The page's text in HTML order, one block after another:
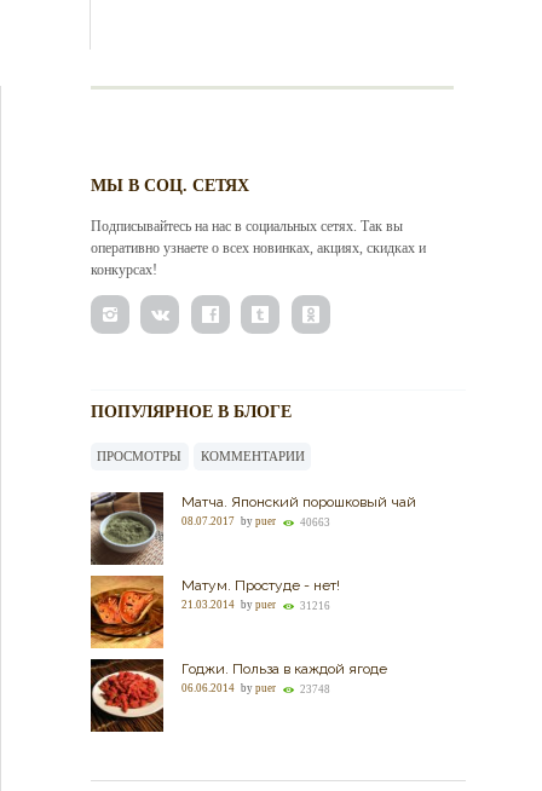
МЫ В СОЦ. СЕТЯХ
Подписывайтесь на нас в социальных сетях. Так вы
оперативно узнаете о всех новинках, акциях, скидках и
конкурсах!
ПОПУЛЯРНОЕ В БЛОГЕ
ПРОСМОТРЫ КОММЕНТАРИИ
Матча. Японский порошковый чай
08.07.2017 by puer 40663
Матум. Простуде - нет!
21.03.2014 by puer 31216
Годжи. Польза в каждой ягоде
06.06.2014 by puer 23748